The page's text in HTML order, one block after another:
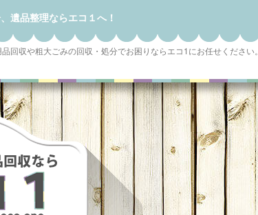
遺品整理ならエコ１へ！
収や粗大ごみの回収・処分でお困りならエコ1にお任せください。